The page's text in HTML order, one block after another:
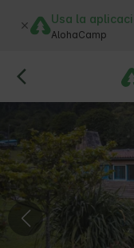
Usa la
AlohaCamp